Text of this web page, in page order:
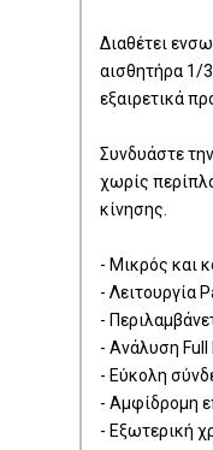
Διαθέτει
αισθητήρα 1/3
εξαιρετικά
Συνδυάστε
χωρίς
κίνησης.
- Μικρός και
- Λειτουργία
-
- Ανάλυση Full
- Εύκολη
- Αμφίδρομη
- Εξωτερική